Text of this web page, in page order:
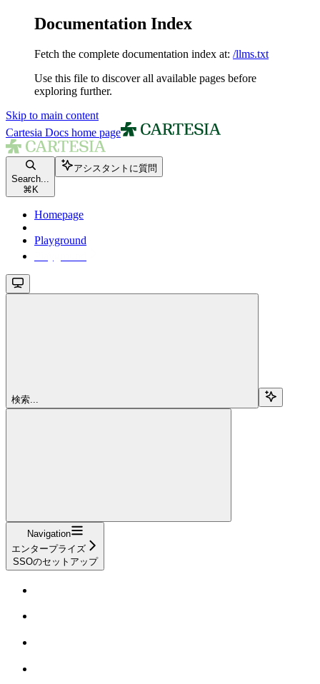
Documentation Index
Fetch the complete documentation index at: /llms.txt
Use this file to discover all available pages before
exploring further.
Skip to main content
Cartesia Docs home page
Search...
⌘ K
アシスタントに質問
Homepage
Playground
検索...
Navigation
エンタープライズ
SSOのセットアップ